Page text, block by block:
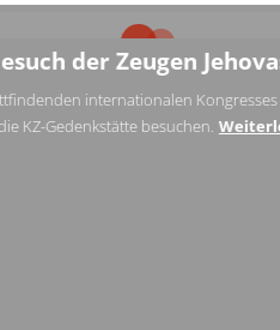
der Zeugen
internationalen
KZ-Gedenkstätte besuchen.